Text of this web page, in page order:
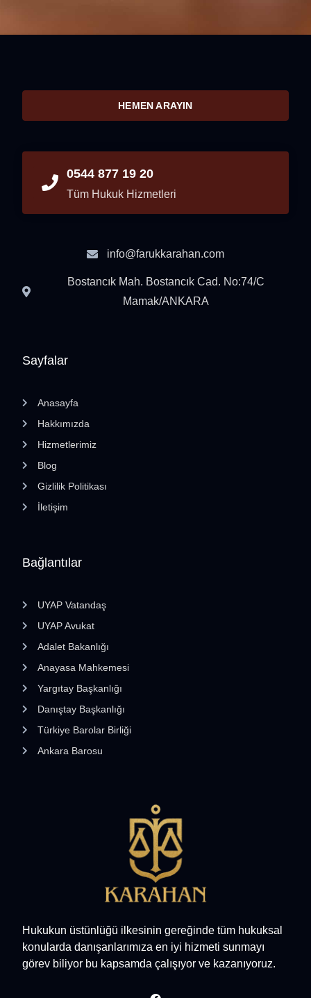
Hukukun üstünlüğü ilkesinin gereğinde tüm hukuksal
konularda danışanlarımıza en iyi hizmeti sunmayı
görev biliyor bu kapsamda çalışıyor ve kazanıyoruz.
Bağlantılar
UYAP Vatandaş
UYAP Avukat
Adalet Bakanlığı
Anayasa Mahkemesi
Yargıtay Başkanlığı
Danıştay Başkanlığı
Türkiye Barolar Birliği
Ankara Barosu
Sayfalar
Anasayfa
Hakkımızda
Hizmetlerimiz
Blog
Gizlilik Politikası
İletişim
HEMEN ARAYIN
0544 877 19 20
Tüm Hukuk Hizmetleri
info@farukkarahan.com
Bostancık Mah. Bostancık Cad. No:74/C
Mamak/ANKARA